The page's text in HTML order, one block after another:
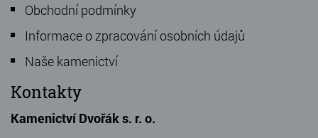
Obchodní podmínky
Informace o zpracování osobních údajů
Naše kamenictví
Kontakty
Kamenictví Dvořák s. r. o.